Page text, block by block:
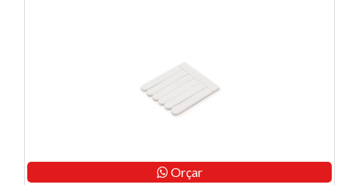
Orçar